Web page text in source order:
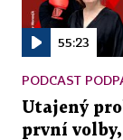
55:23
PODCAST
Utajený
první